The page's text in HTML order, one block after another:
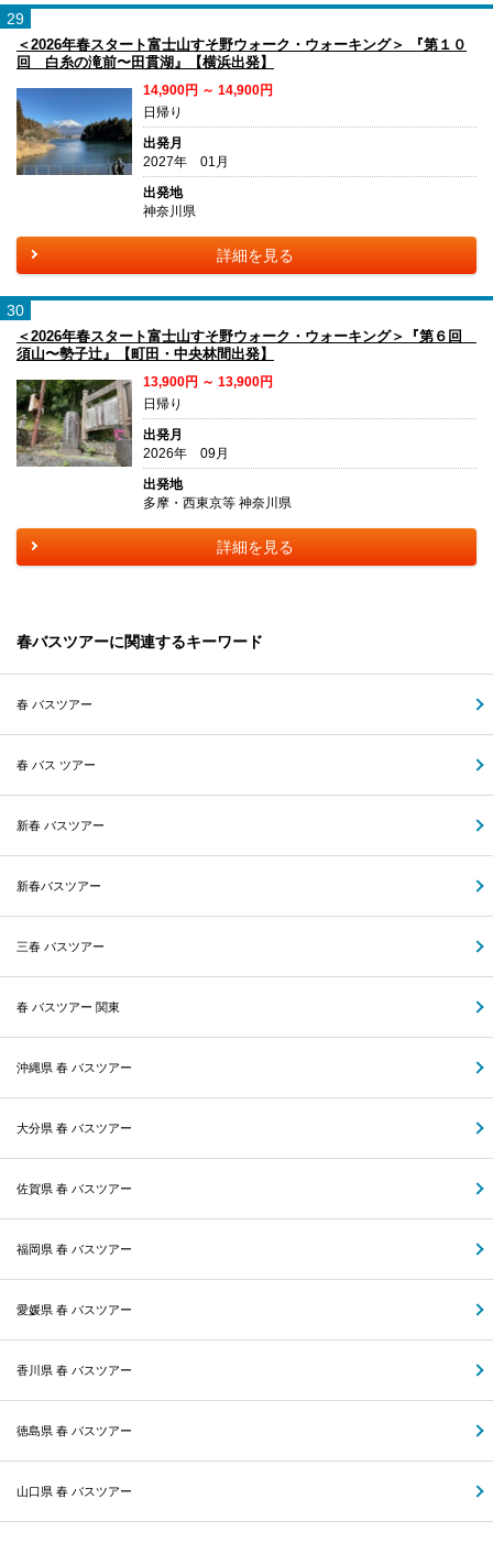
29
＜2026年春スタート富士山すそ野ウォーク・ウォーキング＞ 『第１０
回 白糸の滝前〜田貫湖』【横浜出発】
14,900円 ～ 14,900円
日帰り
出発月
2027年 01月
出発地
神奈川県
詳細を見る
30
＜2026年春スタート富士山すそ野ウォーク・ウォーキング＞『第６回
須山〜勢子辻』【町田・中央林間出発】
13,900円 ～ 13,900円
日帰り
出発月
2026年 09月
出発地
多摩・西東京等 神奈川県
詳細を見る
春バスツアーに関連するキーワード
春 バスツアー
春 バス ツアー
新春 バスツアー
新春バスツアー
三春 バスツアー
春 バスツアー 関東
沖縄県 春 バスツアー
大分県 春 バスツアー
佐賀県 春 バスツアー
福岡県 春 バスツアー
愛媛県 春 バスツアー
香川県 春 バスツアー
徳島県 春 バスツアー
山口県 春 バスツアー